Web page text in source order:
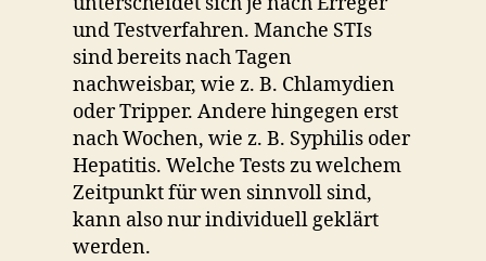
und Testverfahren. Manche STIs
sind bereits nach Tagen
nachweisbar, wie z. B. Chlamydien
oder Tripper. Andere hingegen erst
nach Wochen, wie z. B. Syphilis oder
Hepatitis. Welche Tests zu welchem
Zeitpunkt für wen sinnvoll sind,
kann also nur individuell geklärt
werden.